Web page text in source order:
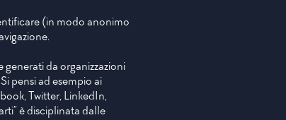
(in modo anonimo
da organizzazioni
pensi ad esempio ai
Twitter, LinkedIn,
è disciplinata dalle